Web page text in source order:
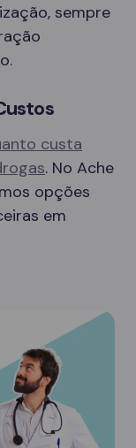
sempre
custa
. No Ache
opções
em